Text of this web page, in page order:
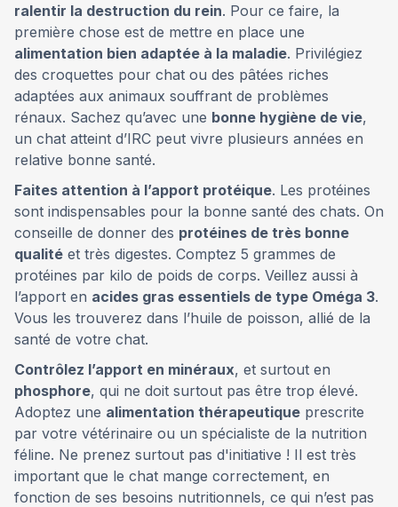
ralentir la destruction du rein. Pour ce faire, la
première chose est de mettre en place une
alimentation bien adaptée à la maladie. Privilégiez
des croquettes pour chat ou des pâtées riches
adaptées aux animaux souffrant de problèmes
rénaux. Sachez qu’avec une bonne hygiène de vie,
un chat atteint d’IRC peut vivre plusieurs années en
relative bonne santé.
Faites attention à l’apport protéique. Les protéines
sont indispensables pour la bonne santé des chats. On
conseille de donner des protéines de très bonne
qualité et très digestes. Comptez 5 grammes de
protéines par kilo de poids de corps. Veillez aussi à
l’apport en acides gras essentiels de type Oméga 3.
Vous les trouverez dans l’huile de poisson, allié de la
santé de votre chat.
Contrôlez l’apport en minéraux, et surtout en
phosphore, qui ne doit surtout pas être trop élevé.
Adoptez une alimentation thérapeutique prescrite
par votre vétérinaire ou un spécialiste de la nutrition
féline. Ne prenez surtout pas d'initiative ! Il est très
important que le chat mange correctement, en
fonction de ses besoins nutritionnels, ce qui n’est pas